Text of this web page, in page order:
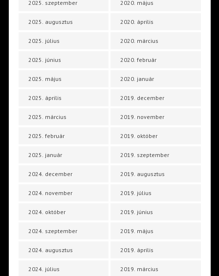
2025. szeptember
2025. augusztus
2025. július
2025. június
2025. május
2025. április
2025. március
2025. február
2025. január
2024. december
2024. november
2024. október
2024. szeptember
2024. augusztus
2024. július
2020. május
2020. április
2020. március
2020. február
2020. január
2019. december
2019. november
2019. október
2019. szeptember
2019. augusztus
2019. július
2019. június
2019. május
2019. április
2019. március